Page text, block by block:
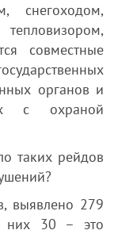
снегоходом,
совместные
органов и
с охраной
таких рейдов
выявлено 279
них 30 – это